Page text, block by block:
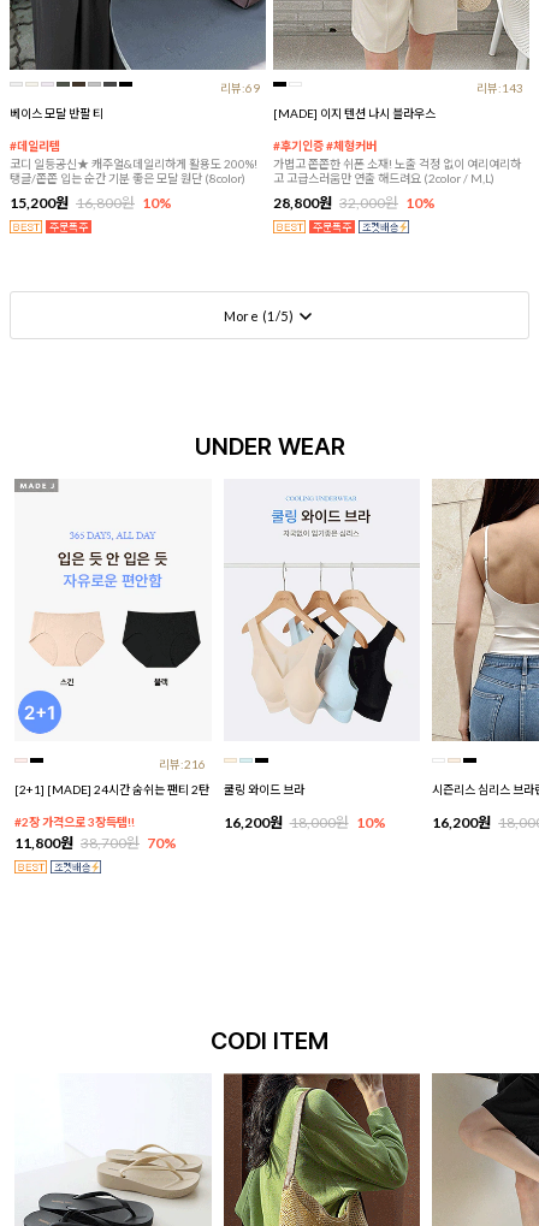
리뷰:69
베이스 모달 반팔 티
#데일리템
코디 일등공신★ 캐주얼&데일리하게 활용도 200%!
탱글/쫀쫀 입는 순간 기분 좋은 모달 원단 (8color)
15,200원 16,800원 10%
리뷰:143
[MADE] 이지 텐션 나시 블라우스
#후기인증 #체형커버
가볍고 쫀쫀한 쉬폰 소재! 노출 걱정 없이 여리여리하
고 고급스러움만 연출 해드려요 (2color / M,L)
28,800원 32,000원 10%
More (1 /5)
UNDER WEAR
리뷰:216
[2+1] [MADE] 24시간 숨쉬는 팬티 2탄
#2장 가격으로 3장득템!!
11,800원 38,700원 70%
쿨링 와이드 브라
16,200원 18,000원 10%
시즌리스 심리스 브라
16,200원
CODI ITEM